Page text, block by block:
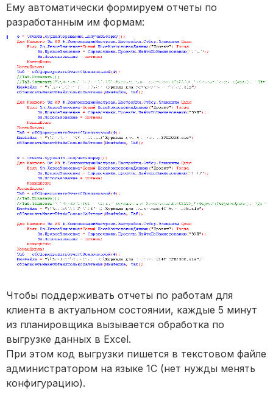
Ему автоматически формируем отчеты по
разработанным им формам:
Чтобы поддерживать отчеты по работам для
клиента в актуальном состоянии, каждые 5 минут
из планировщика вызывается обработка по
выгрузке данных в Excel.
При этом код выгрузки пишется в текстовом файле
администратором на языке 1С (нет нужды менять
конфигурацию).